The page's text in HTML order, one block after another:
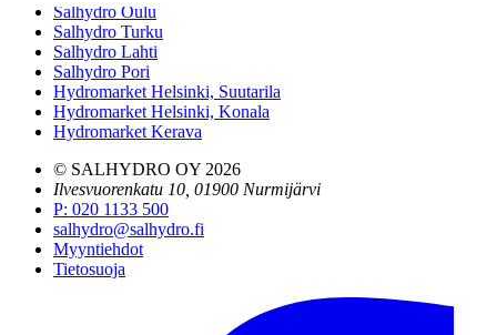
Salhydro Oulu
Salhydro Turku
Salhydro Lahti
Salhydro Pori
Hydromarket Helsinki, Suutarila
Hydromarket Helsinki, Konala
Hydromarket Kerava
© SALHYDRO OY 2026
Ilvesvuorenkatu 10, 01900 Nurmijärvi
P: 020 1133 500
salhydro@salhydro.fi
Myyntiehdot
Tietosuoja